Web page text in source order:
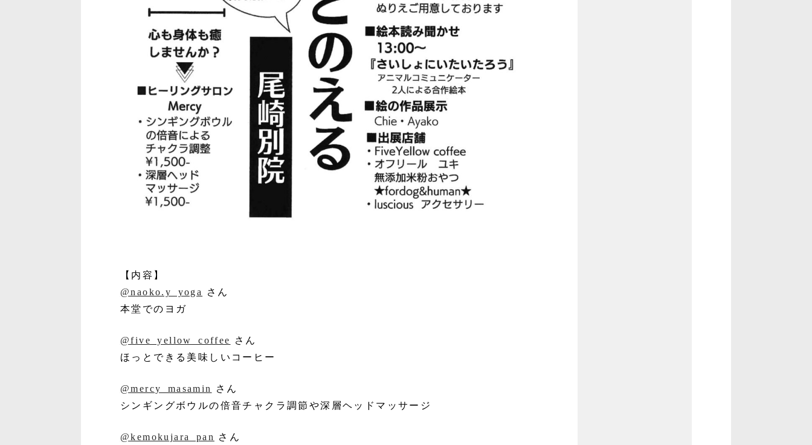
【内容】
@naoko.y_yoga
さん
本堂でのヨガ
@five_yellow_coffee
さん
ほっとできる美味しいコーヒー
@mercy_masamin
さん
シンギングボウルの倍音チャクラ調節や深層ヘッドマッサージ
@kemokujara_pan
さん